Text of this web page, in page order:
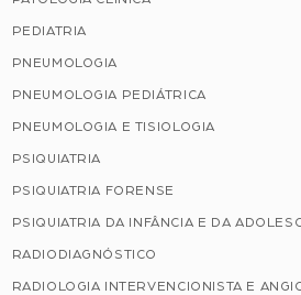
PEDIATRIA
PNEUMOLOGIA
PNEUMOLOGIA PEDIÁTRICA
PNEUMOLOGIA E TISIOLOGIA
PSIQUIATRIA
PSIQUIATRIA FORENSE
PSIQUIATRIA DA INFÂNCIA E DA
RADIODIAGNÓSTICO
RADIOLOGIA INTERVENCIONISTA E